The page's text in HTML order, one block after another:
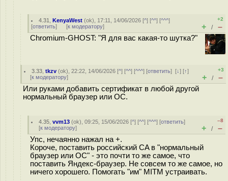
4.31 ,KenyaWest (ok), 17:11, 14/06/2026 [^] [^^] [^^^]
[ответить] [к модератору]
+2
+ / –
Chromium-GHOST: "Я для вас какая-то шутка?"
3.33 ,tkzv (ok), 22:22, 14/06/2026 [^] [^^] [^^^] [ответить][↓] [↑]
[к модератору]
+3
+ / –
Или руками добавить сертификат в любой другой
нормальный браузер или ОС.
4.35 ,vvm13 (ok), 09:25, 15/06/2026 [^] [^^] [^^^] [ответить]
[к модератору]
–8
+ / –
Упс, нечаянно нажал на +.
Короче, поставить российский CA в "нормальный
браузер или ОС" - это почти то же самое, что
поставить Яндекс-браузер. Не совсем то же самое, но
ничего хорошего. Помогать "им" MITM устраивать.